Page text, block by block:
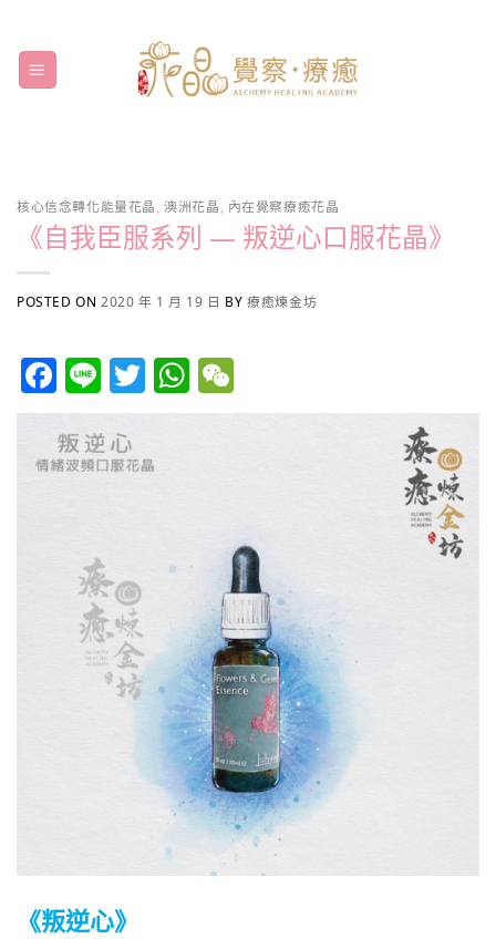
content
核心信念轉化能量花晶,澳洲花晶, 內在覺察療癒花晶
《自我臣服系列 — 叛逆心口服花晶》
POSTED ON 2020 年 1 月 19 日 BY療癒煉金坊
Facebook
LineTwitterWhatsApp
《叛逆心》